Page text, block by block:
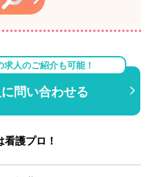
人のご紹介も可能！
に問い合わせる
護プロ！